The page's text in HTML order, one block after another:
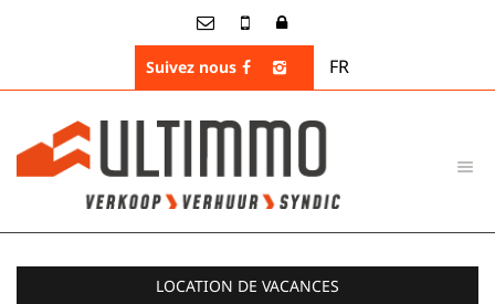
Suivez nous FR
RECHERCHER NOS PROPRIÉTÉS
LOCATION DE VACANCES